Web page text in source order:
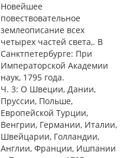
Новейшее
повествовательное
землеописание всех
четырех частей света,. В
Санктпетербурге: При
Императорской Академии
наук, 1795 года.
Ч. 3: О Швеции, Дании,
Пруссии, Польше,
Европейской Турции,
Венгрии, Германии, Италии,
Швейцарии, Голландии,
Англии, Франции, Ишпании